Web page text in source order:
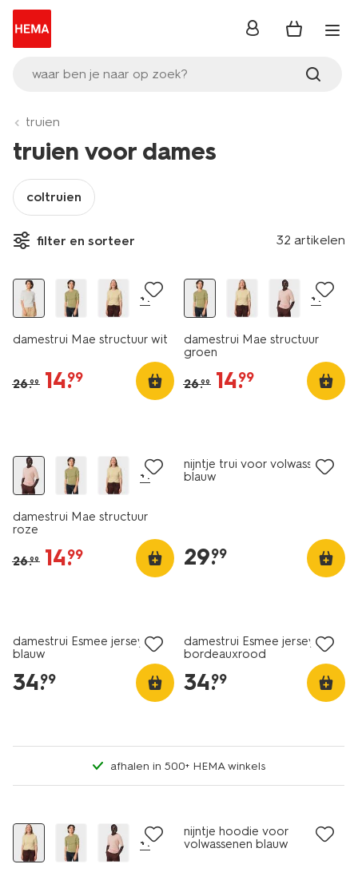
waar ben je naar op zoek?
inloggen
truien
truien voor dames
coltruien
filter en sorteer 32 artikelen
korting
+1
damestrui Mae structuur wit
26.99 14.
99
+1
damestrui Mae structuur
groen
26.99 14.
99
+1
damestrui Mae structuur
roze
26.99 14.
99
nijntje trui voor volwassenen
blauw
29.
99
damestrui Esmee jersey
blauw
34.
99
damestrui Esmee jersey
bordeauxrood
34.
99
afhalen in 500+ HEMA winkels
+1
nijntje hoodie voor
volwassenen blauw